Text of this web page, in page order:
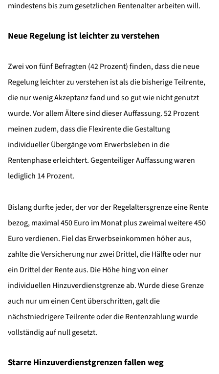
mindestens bis zum gesetzlichen Rentenalter arbeiten will.
Neue Regelung ist leichter zu verstehen
Zwei von fünf Befragten (42 Prozent) finden, dass die neue
Regelung leichter zu verstehen ist als die bisherige Teilrente,
die nur wenig Akzeptanz fand und so gut wie nicht genutzt
wurde. Vor allem Ältere sind dieser Auffassung. 52 Prozent
meinen zudem, dass die Flexirente die Gestaltung
individueller Übergänge vom Erwerbsleben in die
Rentenphase erleichtert. Gegenteiliger Auffassung waren
lediglich 14 Prozent.
Bislang durfte jeder, der vor der Regelaltersgrenze eine Rente
bezog, maximal 450 Euro im Monat plus zweimal weitere 450
Euro verdienen. Fiel das Erwerbseinkommen höher aus,
zahlte die Versicherung nur zwei Drittel, die Hälfte oder nur
ein Drittel der Rente aus. Die Höhe hing von einer
individuellen Hinzuverdienstgrenze ab. Wurde diese Grenze
auch nur um einen Cent überschritten, galt die
nächstniedrigere Teilrente oder die Rentenzahlung wurde
vollständig auf null gesetzt.
Starre Hinzuverdienstgrenzen fallen weg